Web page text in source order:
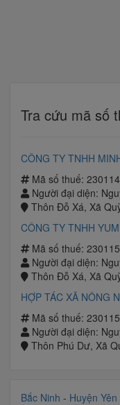
Tra cứu mã số
CÔNG TY TNHH
Mã số thuế:
Người đại diện:
Thôn Đỗ Xá, Xã
CÔNG TY TNHH
Mã số thuế:
Người đại diện:
Thôn Đỗ Xá, Xã
HỢP TÁC XÃ NÔNG
Mã số thuế:
Người đại diện:
Thôn Phú Dư, Xã
Bắc Ninh - Huyện